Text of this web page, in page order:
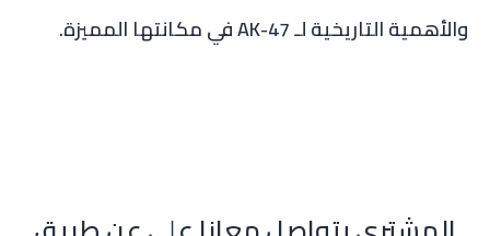
والأهمية التاريخية لـ AK-47 في مكانتها المميزة.